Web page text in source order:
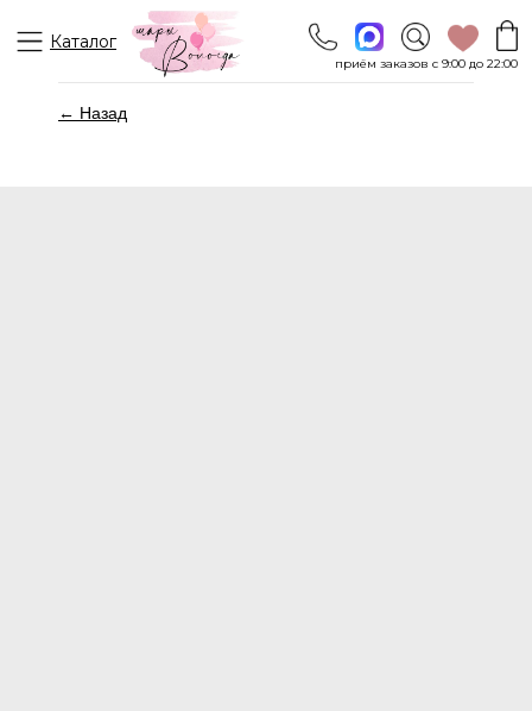
Каталог
приём заказов с 9:00 до 22:00
← Назад